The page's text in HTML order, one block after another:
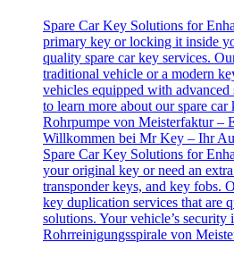
Spare Car Key Solutions for
primary key or locking it inside
quality spare car key services.
traditional vehicle or a modern
vehicles equipped with
to learn more about our spare
Rohrpumpe von Meisterfaktur –
Willkommen bei Mr Key – Ihr
Spare Car Key Solutions for
your original key or need an
transponder keys, and key fobs.
key duplication services that are
solutions. Your vehicle’s
Rohrreinigungsspirale von